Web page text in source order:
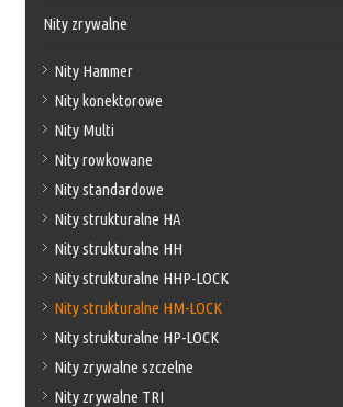
Nity zrywalne
Nity Hammer
Nity konektorowe
Nity Multi
Nity rowkowane
Nity standardowe
Nity strukturalne HA
Nity strukturalne HH
Nity strukturalne HHP-LOCK
Nity strukturalne HM-LOCK
Nity strukturalne HP-LOCK
Nity zrywalne szczelne
Nity zrywalne TRI